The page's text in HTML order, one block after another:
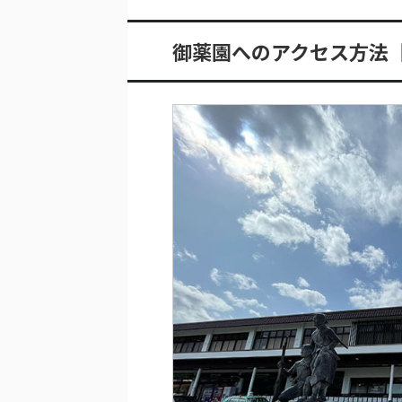
御薬園へのアクセス方法